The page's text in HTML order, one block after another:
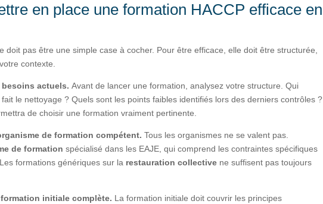
en place une formation HACCP efficace en
doit pas être une simple case à cocher. Pour être efficace, elle doit être structurée,
contexte.
besoins actuels.Avant de lancer une formation, analysez votre structure. Qui
le nettoyage ? Quels sont les points faibles identifiés lors des derniers contrôles ?
de choisir une formation vraiment pertinente.
de formation compétent.Tous les organismes ne se valent pas.
de formationspécialisé dans les EAJE, qui comprend les contraintes spécifiques
formations génériques sur la restauration collective ne suffisent pas toujours
initiale complète. La formation initiale doit couvrir les principes